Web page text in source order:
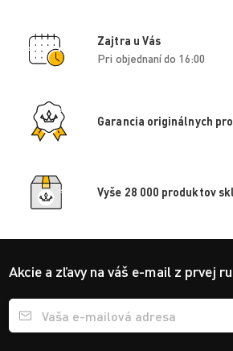
Zajtra u Vás
Pri objednaní do 16:00
Garancia originálnych
Vyše 28 000 produktov
Akcie a zľavy na váš e-mail z prvej
Přihlášení e-mailu k odběru